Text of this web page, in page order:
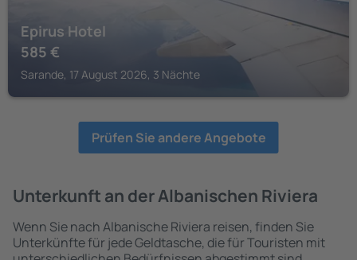
Epirus Hotel
585 €
Sarande, 17 August 2026, 3 Nächte
Prüfen Sie andere Angebote
Unterkunft an der Albanischen Riviera
Wenn Sie nach Albanische Riviera reisen, finden Sie
Unterkünfte für jede Geldtasche, die für Touristen mit